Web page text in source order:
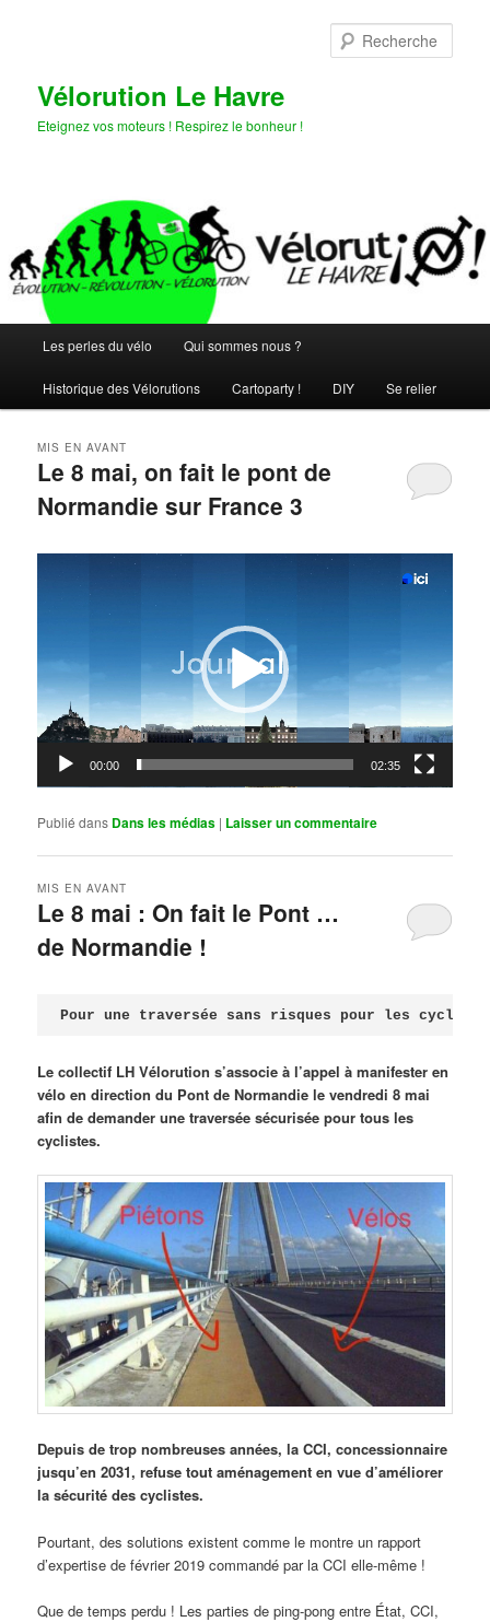
Vélorution Le Havre
Eteignez vos moteurs ! Respirez le bonheur !
principal
Les perles du vélo Qui sommes nous ?
Historique des Vélorutions Cartoparty ! DIY Se relier
Le 8 mai, on fait le pont de
Normandie sur France 3
MIS EN AVANT
00:00 02:35
Publié dans Dans les médias | Laisser un commentaire
Le 8 mai : On fait le Pont …
de Normandie !
MIS EN AVANT
Pour une traversée sans risques pour les
Le collectif LH Vélorution s’associe à l’appel à manifester en
vélo en direction du Pont de Normandie le vendredi 8 mai
afin de demander une traversée sécurisée pour tous les
cyclistes.
Depuis de trop nombreuses années, la CCI, concessionnaire
jusqu’en 2031, refuse tout aménagement en vue d’améliorer
la sécurité des cyclistes.
Pourtant, des solutions existent comme le montre un rapport
d’expertise de février 2019 commandé par la CCI elle-même !
Que de temps perdu ! Les parties de ping-pong entre État, CCI,